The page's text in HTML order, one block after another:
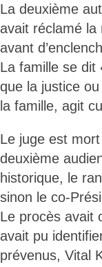
La deuxième
avait réclamé la
avant
La famille se dit
que la justice
la famille, agit
Le juge est
deuxième
historique, le
sinon le co-
Le procès avait
avait pu
prévenus, Vital